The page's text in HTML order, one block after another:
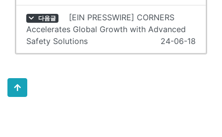
다음글
[EIN PRESSWIRE] CORNERS
Accelerates Global Growth with Advanced
Safety Solutions
24-06-18